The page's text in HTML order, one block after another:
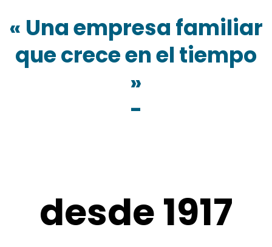
« Una empresa familiar
que crece en el tiempo
»
-
desde 1917